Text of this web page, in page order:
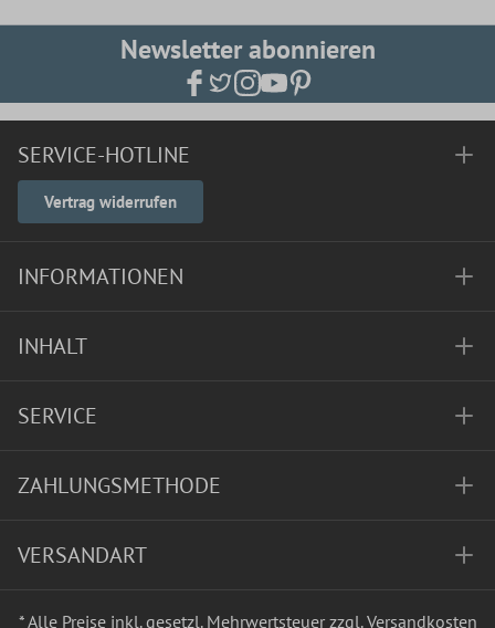
Newsletter abonnieren
SERVICE-HOTLINE
Vertrag widerrufen
INFORMATIONEN
INHALT
SERVICE
ZAHLUNGSMETHODE
VERSANDART
* Alle Preise inkl. gesetzl. Mehrwertsteuer zzgl.Versandkosten